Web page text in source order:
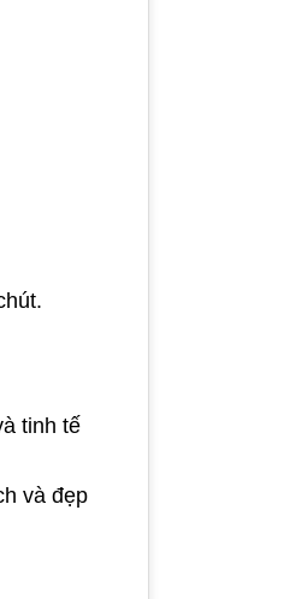
tinh tế
và đẹp